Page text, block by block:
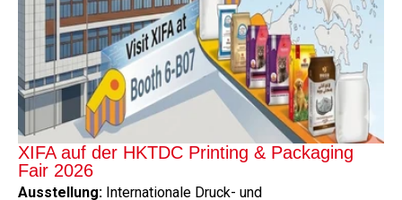
XIFA auf der HKTDC Printing & Packaging
Fair 2026
Ausstellung: Internationale Druck- und